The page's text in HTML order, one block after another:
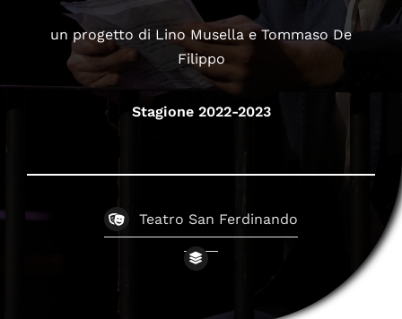
un progetto di Lino Musella e Tommaso De
Filippo
Stagione 2022-2023
Teatro San Ferdinando